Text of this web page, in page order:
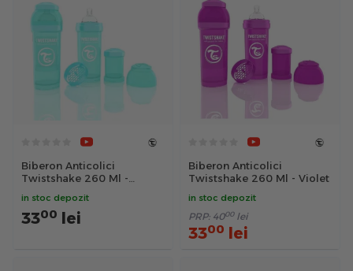
Biberon Anticolici
Twistshake 260 Ml -
in stoc depozit
3300 lei
Biberon Anticolici
Twistshake 260 Ml - Violet
in stoc depozit
PRP: 4000 lei
3300 lei